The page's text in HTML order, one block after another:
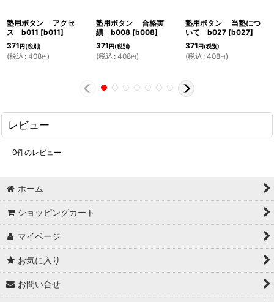
塾用ボタン アクセ
ス b011 [b011]
371円(税別)
(税込 : 408円)
塾用ボタン 合格実
績 b008 [b008]
371円(税別)
(税込 : 408円)
塾用ボタン 当塾につ
いて b027 [b027]
371円(税別)
(税込 : 408円)
レビュー
0件のレビュー
ホーム
ショッピングカート
マイページ
お気に入り
お問い合せ